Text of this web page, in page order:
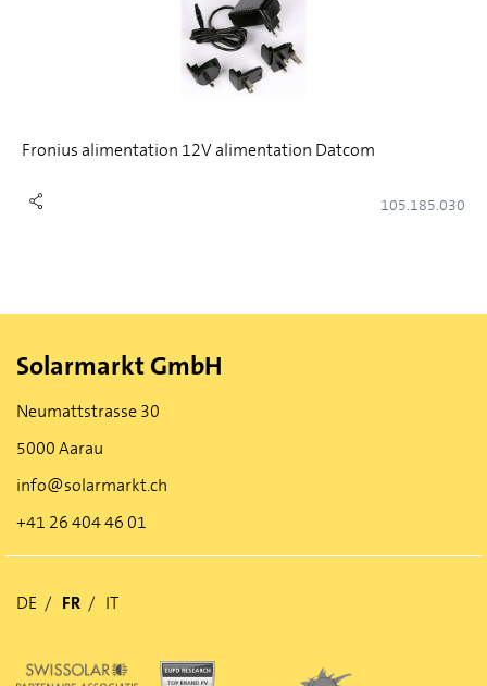
Fronius alimentation 12V alimentation Datcom
105.185.030
Solarmarkt GmbH
Neumattstrasse 30
5000 Aarau
info@solarmarkt.ch
+41 26 404 46 01
DE FR IT